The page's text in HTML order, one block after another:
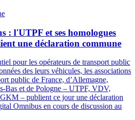
: l'UTPF et ses homologues
une déclaration commune
pour les opérateurs de transport public
des leurs véhicules, les associations
public de France, d’Allemagne,
Bas et de Pologne – UTPF, VDV,
– publient ce jour une déclaration
Omnibus en cours de discussion au